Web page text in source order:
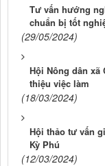
Tư vấn hướng
chuẩn bị tốt
(29/05/2024)
Hội Nông dân
thiệu việc làm
(18/03/2024)
Hội thảo tư vấn
Kỳ Phú
(12/03/2024)